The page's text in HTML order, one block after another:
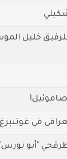
خليل
في
"أبو